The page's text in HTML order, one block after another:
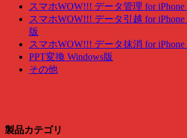
スマホWOW!!! データ管理 for iPhone
スマホWOW!!! データ引越 for iPhone
版
スマホWOW!!! データ抹消 for iPhone
PPT変換 Windows版
その他
製品カテゴリ